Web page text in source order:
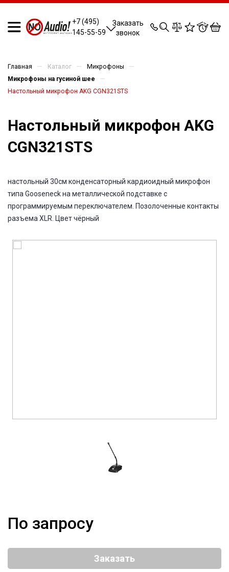
+7 (495)
145-55-59
Заказать
звонок
0 0 0 0
Главная — Каталог — Микрофоны —
Микрофоны на гусиной шее —
Настольный микрофон AKG CGN321STS
Настольный микрофон AKG
CGN321STS
настольный 30см конденсаторный кардиоидный микрофон
типа Gooseneck на металлической подставке с
программируемым переключателем. Позолоченные контакты
разъема XLR. Цвет чёрный
По запросу
Заказать